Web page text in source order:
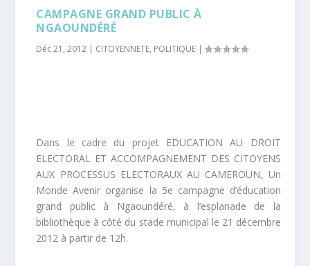
CAMPAGNE GRAND PUBLIC À
NGAOUNDÉRÉ
Déc 21, 2012 | CITOYENNETE, POLITIQUE |
Dans le cadre du projet EDUCATION AU DROIT
ELECTORAL ET ACCOMPAGNEMENT DES CITOYENS
AUX PROCESSUS ELECTORAUX AU CAMEROUN, Un
Monde Avenir organise la 5e campagne d’éducation
grand public à Ngaoundéré, à l’esplanade de la
bibliothèque à côté du stade municipal le 21 décembre
2012 à partir de 12h.